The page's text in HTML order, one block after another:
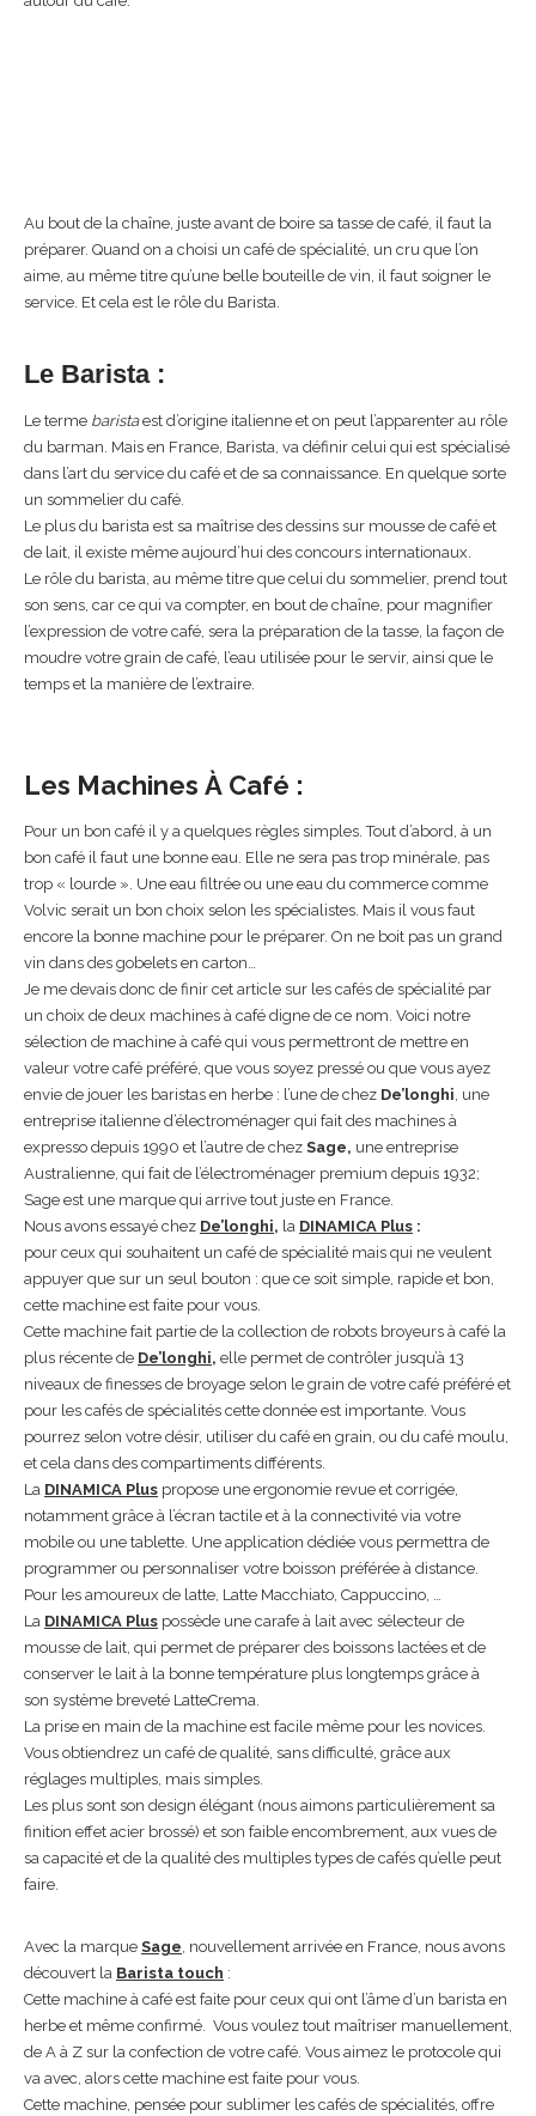
Au bout de la chaîne, juste avant de boire sa tasse de café, il faut la
préparer. Quand on a choisi un café de spécialité, un cru que l’on
aime, au même titre qu’une belle bouteille de vin, il faut soigner le
service. Et cela est le rôle du Barista.
Le Barista :
Le terme baristaest d’origine italienne et on peut l’apparenter au rôle
du barman. Mais en France, Barista, va définir celui qui est spécialisé
dans l’art du service du café et de sa connaissance. En quelque sorte
un sommelier du café.
Le plus du barista est sa maîtrise des dessins sur mousse de café et
de lait, il existe même aujourd’hui des concours internationaux.
Le rôle du barista, au même titre que celui du sommelier, prend tout
son sens, car ce qui va compter, en bout de chaîne, pour magnifier
l’expression de votre café, sera la préparation de la tasse, la façon de
moudre votre grain de café, l’eau utilisée pour le servir, ainsi que le
temps et la manière de l’extraire.
Les Machines À Café :
Pour un bon café il y a quelques règles simples. Tout d’abord, à un
bon café il faut une bonne eau. Elle ne sera pas trop minérale, pas
trop « lourde ». Une eau filtrée ou une eau du commerce comme
Volvic serait un bon choix selon les spécialistes. Mais il vous faut
encore la bonne machine pour le préparer. On ne boit pas un grand
vin dans des gobelets en carton…
Je me devais donc de finir cet article sur les cafés de spécialité par
un choix de deux machines à café digne de ce nom. Voici notre
sélection de machine à café qui vous permettront de mettre en
valeur votre café préféré, que vous soyez pressé ou que vous ayez
envie de jouer les baristas en herbe : l’une de chez De’longhi, une
entreprise italienne d’électroménager qui fait des machines à
expresso depuis 1990 et l’autre de chez Sage, une entreprise
Australienne, qui fait de l’électroménager premium depuis 1932;
Sage est une marque qui arrive tout juste en France.
Nous avons essayé chez De’longhi, la DINAMICA Plus :
pour ceux qui souhaitent un café de spécialité mais qui ne veulent
appuyer que sur un seul bouton : que ce soit simple, rapide et bon,
cette machine est faite pour vous.
Cette machine fait partie de la collection de robots broyeurs à café la
plus récente de De’longhi, elle permet de contrôler jusqu’à 13
niveaux de finesses de broyage selon le grain de votre café préféré et
pour les cafés de spécialités cette donnée est importante. Vous
pourrez selon votre désir, utiliser du café en grain, ou du café moulu,
et cela dans des compartiments différents.
La DINAMICA Plus propose une ergonomie revue et corrigée,
notamment grâce à l’écran tactile et à la connectivité via votre
mobile ou une tablette. Une application dédiée vous permettra de
programmer ou personnaliser votre boisson préférée à distance.
Pour les amoureux de latte, Latte Macchiato, Cappuccino, …
La DINAMICA Plus possède une carafe à lait avec sélecteur de
mousse de lait, qui permet de préparer des boissons lactées et de
conserver le lait à la bonne température plus longtemps grâce à
son système breveté LatteCrema.
La prise en main de la machine est facile même pour les novices.
Vous obtiendrez un café de qualité, sans difficulté, grâce aux
réglages multiples, mais simples.
Les plus sont son design élégant (nous aimons particulièrement sa
finition effet acier brossé) et son faible encombrement, aux vues de
sa capacité et de la qualité des multiples types de cafés qu’elle peut
faire.
Avec la marque Sage, nouvellement arrivée en France, nous avons
découvert la Barista touch :
Cette machine à café est faite pour ceux qui ont l’âme d’un barista en
herbe et même confirmé. Vous voulez tout maîtriser manuellement,
de A à Z sur la confection de votre café. Vous aimez le protocole qui
va avec, alors cette machine est faite pour vous.
Cette machine, pensée pour sublimer les cafés de spécialités, offre